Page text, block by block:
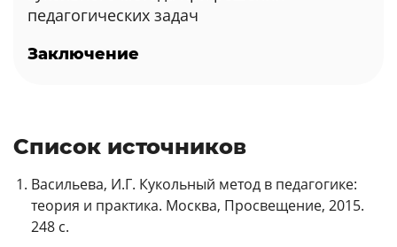
педагогических задач
Заключение
Список источников
Васильева, И.Г. Кукольный метод в педагогике:
теория и практика. Москва, Просвещение, 2015.
248 с.